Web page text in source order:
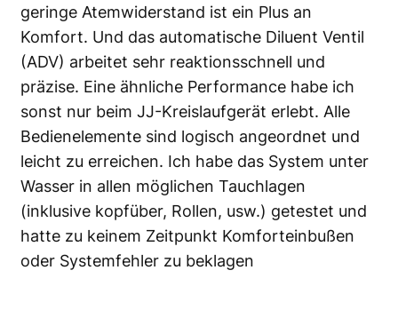
geringe Atemwiderstand ist ein Plus an
Komfort. Und das automatische Diluent Ventil
(ADV) arbeitet sehr reaktionsschnell und
präzise. Eine ähnliche Performance habe ich
sonst nur beim JJ-Kreislaufgerät erlebt. Alle
Bedienelemente sind logisch angeordnet und
leicht zu erreichen. Ich habe das System unter
Wasser in allen möglichen Tauchlagen
(inklusive kopfüber, Rollen, usw.) getestet und
hatte zu keinem Zeitpunkt Komforteinbußen
oder Systemfehler zu beklagen